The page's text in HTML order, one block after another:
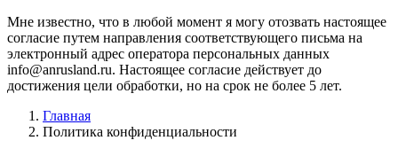
Мне известно, что в любой момент я могу отозвать настоящее
согласие путем направления соответствующего письма на
электронный адрес оператора персональных данных
info@anrusland.ru. Настоящее согласие действует до
достижения цели обработки, но на срок не более 5 лет.
Главная
Политика конфиденциальности